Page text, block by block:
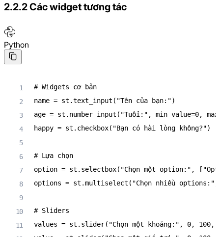
2.2.2 Các widget tương tác
Python
# Widgets cơ bản
name = st .text_input ( "Tên của bạn:")
age = st . number_input ( "Tuổi:" , min_value=0,
happy = st . checkbox( "Bạn có hài lòng không?")
# Lựa chọn
option = st . selectbox( "Chọn một option:" , [
options = st .multiselect ( "Chọn nhiều options:"
# Sliders
values = st . slider( "Chọn một khoảng:" , 0, 100,